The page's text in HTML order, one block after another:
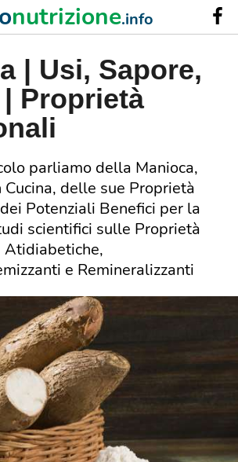
| Usi, Sapore,
Proprietà
parliamo della Manioca,
delle sue Proprietà
Potenziali Benefici per la
scientifici sulle Proprietà
e Remineralizzanti
nutrizione.info